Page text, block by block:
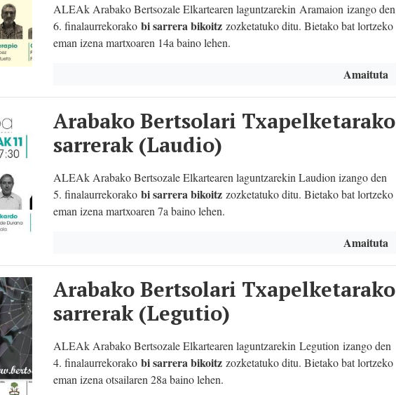
ALEAk Arabako Bertsozale Elkartearen laguntzarekin Aramaion izango den
6. finalaurrekorako bi sarrera bikoitzzozketatuko ditu. Bietako bat lortzeko
eman izena martxoaren 14a baino lehen.
Amaituta
Arabako Bertsolari Txapelketarako
sarrerak (Laudio)
ALEAk Arabako Bertsozale Elkartearen laguntzarekin Laudion izango den
5. finalaurrekorako bi sarrera bikoitzzozketatuko ditu. Bietako bat lortzeko
eman izena martxoaren 7a baino lehen.
Amaituta
Arabako Bertsolari Txapelketarako
sarrerak (Legutio)
ALEAk Arabako Bertsozale Elkartearen laguntzarekin Legution izango den
4. finalaurrekorako bi sarrera bikoitzzozketatuko ditu. Bietako bat lortzeko
eman izena otsailaren 28a baino lehen.